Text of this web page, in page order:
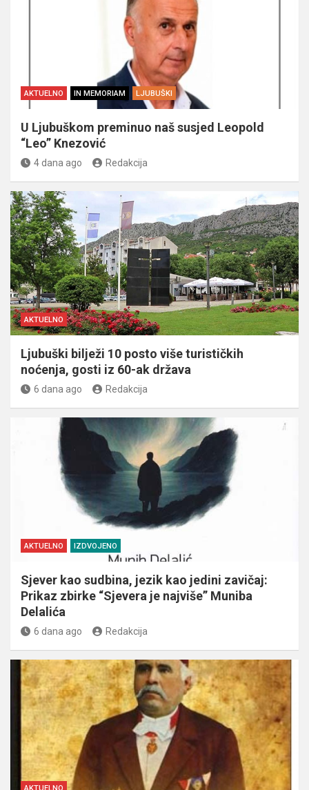
AKTUELNO IN MEMORIAM LJUBUŠKI
U Ljubuškom preminuo naš susjed Leopold
“Leo” Knezović
4 dana ago Redakcija
AKTUELNO
Ljubuški bilježi 10 posto više turističkih
noćenja, gosti iz 60-ak država
6 dana ago Redakcija
AKTUELNO IZDVOJENO
Sjever kao sudbina, jezik kao jedini zavičaj:
Prikaz zbirke “Sjevera je najviše” Muniba
Delalića
6 dana ago Redakcija
AKTUELNO